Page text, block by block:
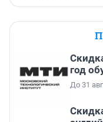
год
До 31